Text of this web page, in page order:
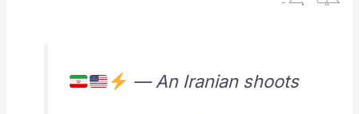
— An Iranian shoots